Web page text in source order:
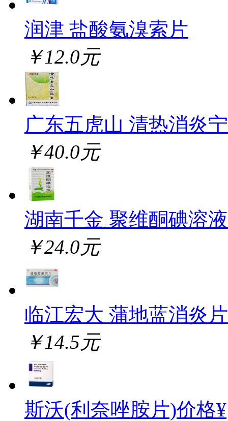
润津 盐酸氨溴索片
￥12.0元
广东五虎山 清热消炎
￥40.0元
湖南千金 聚维酮碘溶液
￥24.0元
临江宏大 蒲地蓝消炎片
￥14.5元
斯沃(利奈唑胺片)价格¥